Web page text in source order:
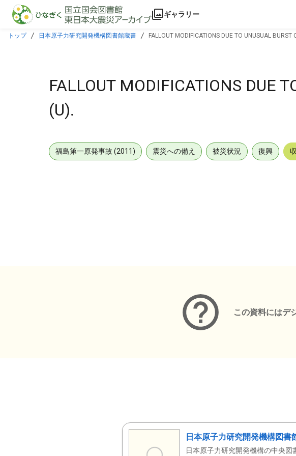
本文に飛ぶ
ギャラリー
トップ 日本原子力研究開発機構図書館蔵書 FALLOUT MODIFICATIONS DUE TO UNUSUAL BURST
FALLOUT MODIFICATIONS DUE
(U).
福島第一原発事故 (2011) 震災への備え 被災状況 復興
この資料にはデ
日本原子力研究開発機構図書
日本原子力研究開発機構の中央図